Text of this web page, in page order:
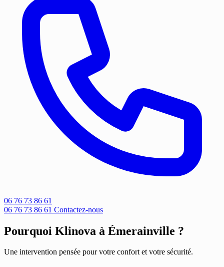
06 76 73 86 61
06 76 73 86 61 Contactez-nous
Pourquoi Klinova à Émerainville ?
Une intervention pensée pour votre confort et votre sécurité.